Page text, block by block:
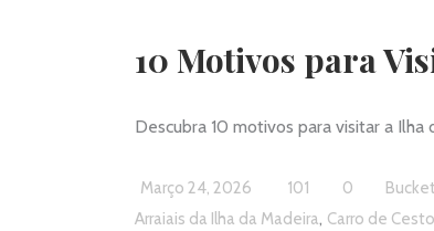
10 Motivos para
Descubra 10 motivos para visitar a Ilha
Março 24, 2026 101 0
Arraiais da Ilha da Madeira, Carro de Cesto